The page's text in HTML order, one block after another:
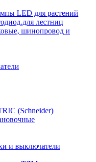
LED для растений
лестниц
шинопровод и
(Schneider)
и выключатели